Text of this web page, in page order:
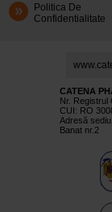
Politica De
Confidentialitate
CATENA
Nr. Registrul
CUI: RO
Adresă
Banat nr.2